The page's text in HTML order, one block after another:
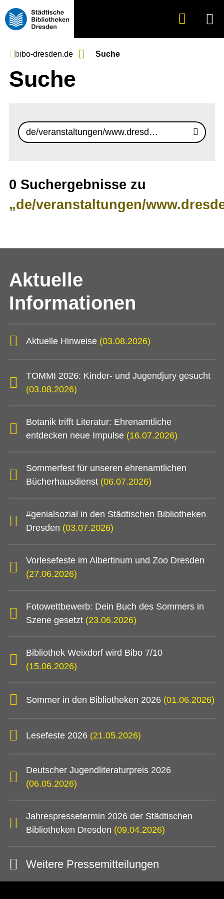
Suche
Menü
bibo-dresden.de Suche
Suche
Suchbegriff
Jetzt
0 Suchergebnisse zu
„de/veranstaltungen/
Aktuelle
Informationen
Aktuelle Hinweise (03.08.2026)
TOMMI 2026: Kinder- und Jugendjury gesucht
(03.08.2026)
Botanik trifft Literatur: Ehrenamtliche
entdecken neue Impulse (16.07.2026)
Sommerfest für unseren ehrenamtlichen
Bücherhausdienst (06.07.2026)
#genialsozial in den Städtischen Bibliotheken
Dresden (03.07.2026)
Vorlesefeste im Albertinum und Zoo Dresden
(27.06.2026)
Fotowettbewerb: Dein Buch des Sommers in
Szene gesetzt (23.06.2026)
Bibliothek Weixdorf wird Bibo 7/10
(15.06.2026)
Sommer in den Bibliotheken 2026 (01.06.2026)
Lesefeste 2026 (21.05.2026)
Deutscher Jugendliteraturpreis 2026
(06.05.2026)
Jahrespressetermin 2026 der Städtischen
Bibliotheken Dresden (09.04.2026)
Weitere Pressemitteilungen